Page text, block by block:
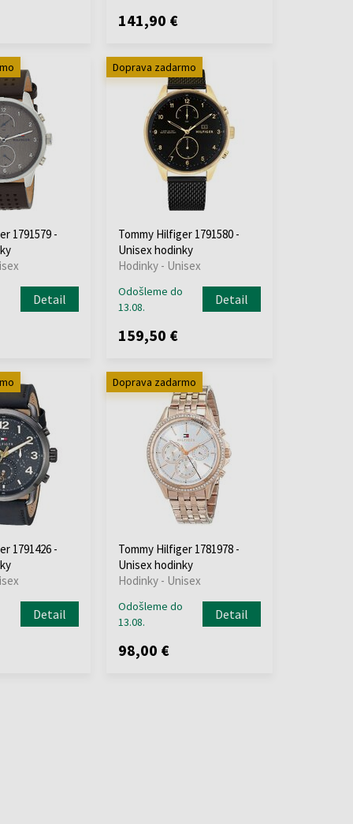
141,90 €
1791579 -
Detail
Doprava zadarmo
Tommy Hilfiger 1791580 -
Unisex hodinky
Hodinky - Unisex
Odošleme do
13.08.
Detail
159,50 €
1791426 -
Detail
Doprava zadarmo
Tommy Hilfiger 1781978 -
Unisex hodinky
Hodinky - Unisex
Odošleme do
13.08.
Detail
98,00 €